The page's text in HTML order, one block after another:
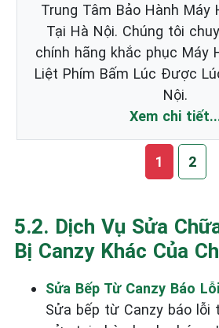
Trung Tâm Bảo Hành Máy
Tại Hà Nội. Chúng tôi
chính hãng khắc phục Máy
Liệt Phím Bấm Lúc Được
Nội.
Xem chi
1 2
5.2. Dịch Vụ Sửa
Bị Canzy Khác Của
Sửa Bếp Từ Canzy Báo
Sửa bếp từ Canzy báo lỗi